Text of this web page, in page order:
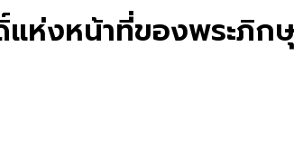
ห่งหน้าที่ของพระภิกษุ